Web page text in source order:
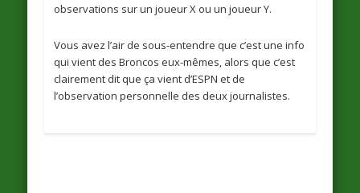
observations sur un joueur X ou un joueur Y.
Vous avez l’air de sous-entendre que c’est une info
qui vient des Broncos eux-mêmes, alors que c’est
clairement dit que ça vient d’ESPN et de
l’observation personnelle des deux journalistes.